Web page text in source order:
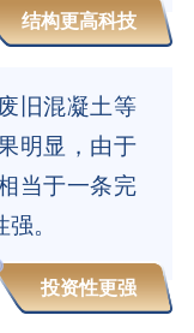
结构更高科技
投资性更强
旧混凝土等
明显，由于
当于一条完
。